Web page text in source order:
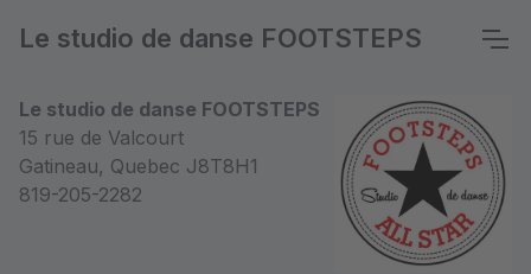
Le studio de danse FOOTSTEPS
Le studio de danse FOOTSTEPS
15 rue de Valcourt
Gatineau, Quebec J8T8H1
819-205-2282